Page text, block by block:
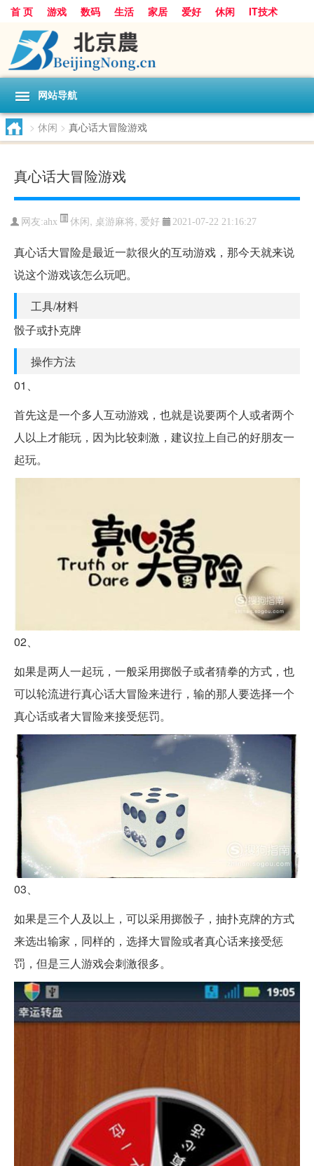
首 页 游戏 数码 生活 家居 爱好 休闲
IT技术
互联网
手机 购物
网站导航
> 休闲 > 真心话大冒险游戏
真心话大冒险游戏
网友:ahx 休闲, 桌游麻将, 爱好 2021-07-22 21:16:27
真心话大冒险是最近一款很火的互动游戏，那今天就来说
说这个游戏该怎么玩吧。
工具/材料
骰子或扑克牌
操作方法
01、
首先这是一个多人互动游戏，也就是说要两个人或者两个
人以上才能玩，因为比较刺激，建议拉上自己的好朋友一
起玩。
02、
如果是两人一起玩，一般采用掷骰子或者猜拳的方式，也
可以轮流进行真心话大冒险来进行，输的那人要选择一个
真心话或者大冒险来接受惩罚。
03、
如果是三个人及以上，可以采用掷骰子，抽扑克牌的方式
来选出输家，同样的，选择大冒险或者真心话来接受惩
罚，但是三人游戏会刺激很多。